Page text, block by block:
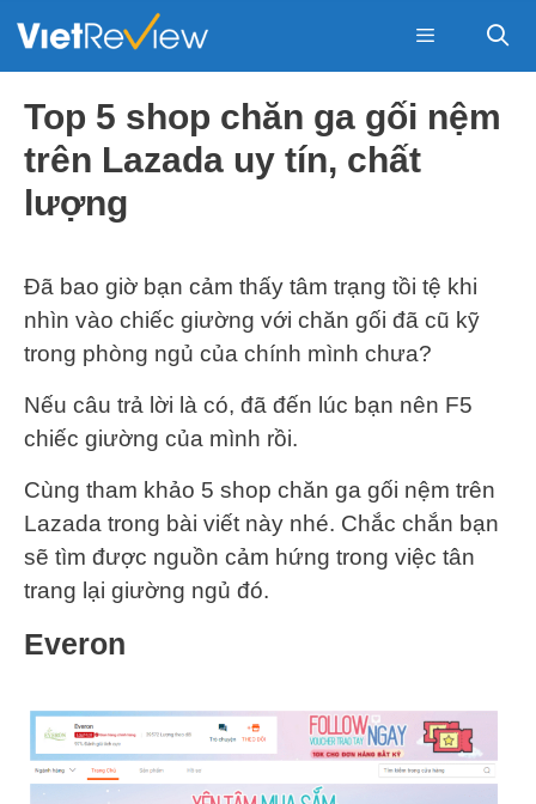
Menu
Top 5 shop chăn ga gối nệm
trên Lazada uy tín, chất
lượng
Đã bao giờ bạn cảm thấy tâm trạng tồi tệ khi
nhìn vào chiếc giường với chăn gối đã cũ kỹ
trong phòng ngủ của chính mình chưa?
Nếu câu trả lời là có, đã đến lúc bạn nên F5
chiếc giường của mình rồi.
Cùng tham khảo 5 shop chăn ga gối nệm trên
Lazada trong bài viết này nhé. Chắc chắn bạn
sẽ tìm được nguồn cảm hứng trong việc tân
trang lại giường ngủ đó.
Everon